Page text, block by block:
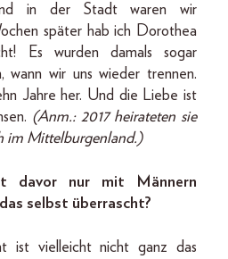
in der Stadt waren wir
später hab ich Dorothea
Es wurden damals sogar
wann wir uns wieder trennen.
Jahre her. Und die Liebe ist
(Anm.: 2017 heirateten sie
im Mittelburgenland.)
davor nur mit Männern
selbst überrascht?
ist vielleicht nicht ganz das